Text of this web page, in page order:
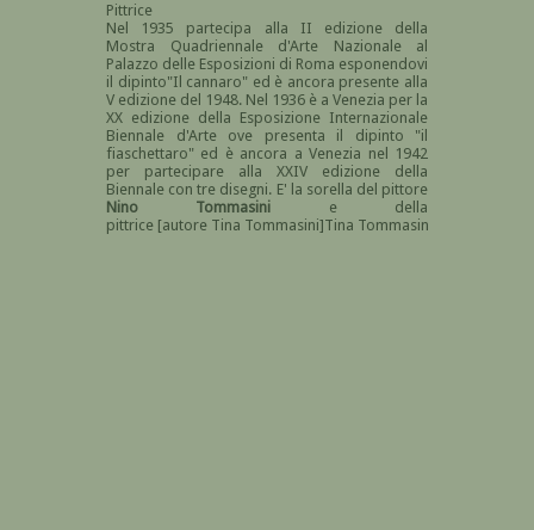
Pittrice
Nel 1935 partecipa alla II edizione della
Mostra Quadriennale d'Arte Nazionale al
Palazzo delle Esposizioni di Roma esponendovi
il dipinto"Il cannaro" ed è ancora presente alla
V edizione del 1948. Nel 1936 è a Venezia per la
XX edizione della Esposizione Internazionale
Biennale d'Arte ove presenta il dipinto "il
fiaschettaro" ed è ancora a Venezia nel 1942
per partecipare alla XXIV edizione della
Biennale con tre disegni. E' la sorella del pittore
Nino Tommasini e della
pittrice [autore Tina Tommasini]Tina Tommasin